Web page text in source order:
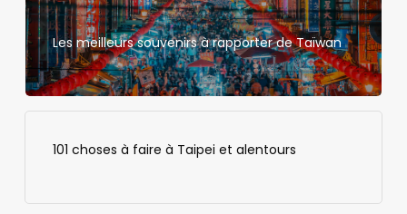
Les meilleurs souvenirs à rapporter de Taïwan
101 choses à faire à Taipei et alentours